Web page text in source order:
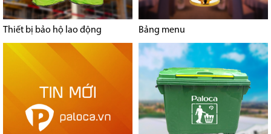
Thiết bị bảo hộ lao động Bảng menu